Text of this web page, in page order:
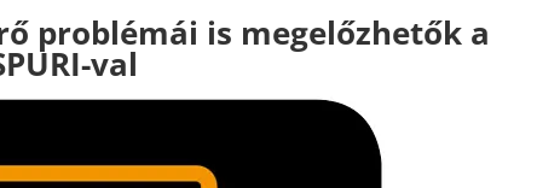
problémái is megelőzhetők a
val